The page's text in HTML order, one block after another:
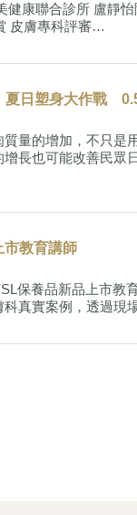
健康聯合診所 盧靜
皮膚專科評審…
夏日塑身大作戰
量的增加，不只是
長也可能改善民眾
市教育講師
保養品新品上市教
科真實案例，透過現